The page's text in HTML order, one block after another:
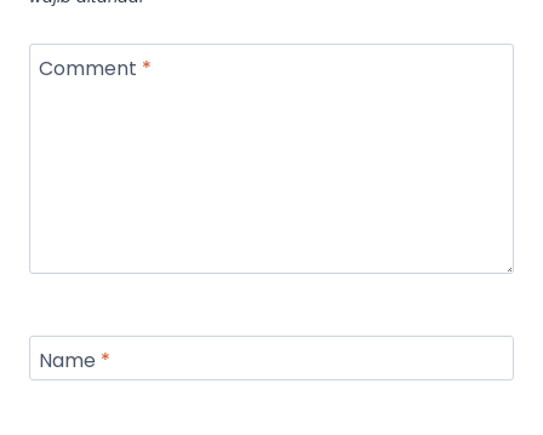
Comment *
Name *